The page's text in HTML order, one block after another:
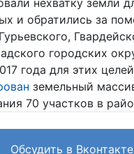
и обратились за
городских
года для этих
земельный
70 участков в
Обсудить в Вконтакте